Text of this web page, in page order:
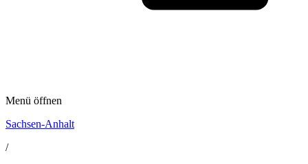
Menü öffnen
Sachsen-Anhalt
/